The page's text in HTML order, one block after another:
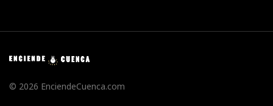
© 2026 EnciendeCuenca.com